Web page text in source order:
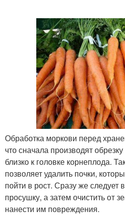
Обработка моркови перед
что сначала производят
близко к головке корнеплода.
позволяет удалить почки,
пойти в рост. Сразу же
просушку, а затем очистить от
нанести им повреждения.